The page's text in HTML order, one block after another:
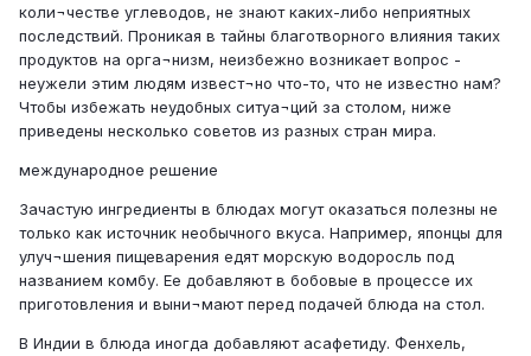
коли¬честве углеводов, не знают каких-либо неприятных
последствий. Проникая в тайны благотворного влияния таких
продуктов на орга¬низм, неизбежно возникает вопрос -
неужели этим людям извест¬но что-то, что не известно нам?
Чтобы избежать неудобных ситуа¬ций за столом, ниже
приведены несколько советов из разных стран мира.
международное решение
Зачастую ингредиенты в блюдах могут оказаться полезны не
только как источник необычного вкуса. Например, японцы для
улуч¬шения пищеварения едят морскую водоросль под
названием комбу. Ее добавляют в бобовые в процессе их
приготовления и выни¬мают перед подачей блюда на стол.
В Индии в блюда иногда добавляют асафетиду. Фенхель,